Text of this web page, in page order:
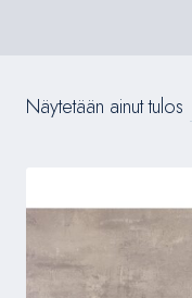
Näytetään ainut tulos